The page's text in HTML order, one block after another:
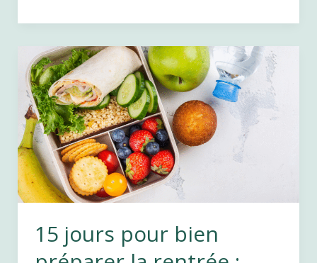
recettes
de
diet
de
Septembre
:
pour
une
rentrée
15 jours pour bien